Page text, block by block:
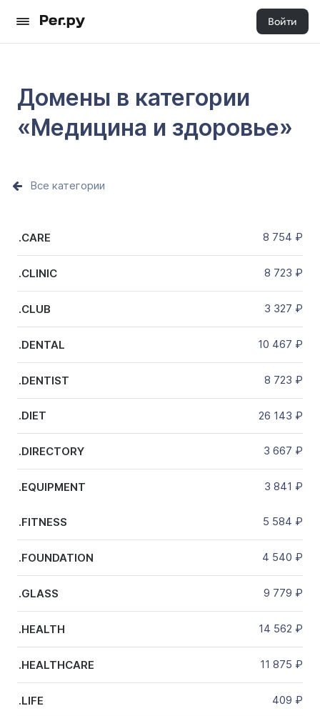
Войти
Домены в категории
«Медицина и здоровье»
Все категории
.CARE 8 754 ₽
.CLINIC 8 723 ₽
.CLUB 3 327 ₽
.DENTAL 10 467 ₽
.DENTIST 8 723 ₽
.DIET 26 143 ₽
.DIRECTORY 3 667 ₽
.EQUIPMENT 3 841 ₽
.FITNESS 5 584 ₽
.FOUNDATION 4 540 ₽
.GLASS 9 779 ₽
.HEALTH 14 562 ₽
.HEALTHCARE 11 875 ₽
.LIFE 409 ₽